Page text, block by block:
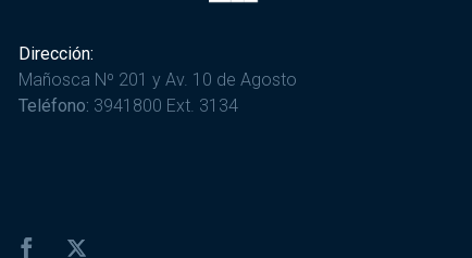
Dirección:
Mañosca Nº 201 y Av. 10 de Agosto
Teléfono: 3941800 Ext. 3134